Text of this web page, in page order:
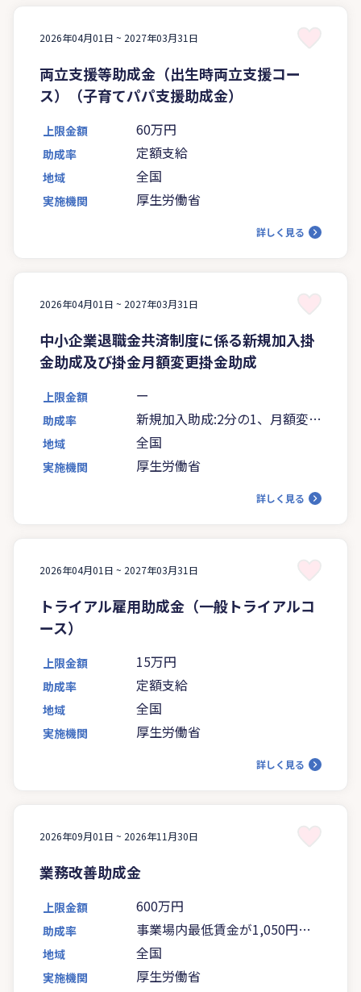
2026年04月01日 ~ 2027年03月31日
両立支援等助成金（出生時両立支援コー
ス）（子育てパパ支援助成金）
上限金額 60万円
助成率 定額支給
地域 全国
実施機関 厚生労働省
詳しく見る
2026年04月01日 ~ 2027年03月31日
中小企業退職金共済制度に係る新規加入掛
金助成及び掛金月額変更掛金助成
上限金額 ー
助成率
新規加入助成:2分の1、月額変更
助成:3分の1
地域 全国
実施機関 厚生労働省
詳しく見る
2026年04月01日 ~ 2027年03月31日
トライアル雇用助成金（一般トライアルコ
ース）
上限金額 15万円
助成率 定額支給
地域 全国
実施機関 厚生労働省
詳しく見る
2026年09月01日 ~ 2026年11月30日
業務改善助成金
上限金額 600万円
助成率
事業場内最低賃金が1,050円未
満の場合は5分の4、1,050円以
上の場合は4分の3
地域 全国
実施機関 厚生労働省